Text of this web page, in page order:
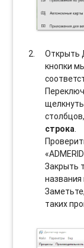
Открыть
кнопки
строка.
Закрыть
названия
таких